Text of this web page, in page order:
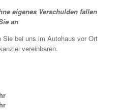
eigenes Verschulden fallen
an
Sie bei uns im Autohaus vor Ort
vereinbaren.